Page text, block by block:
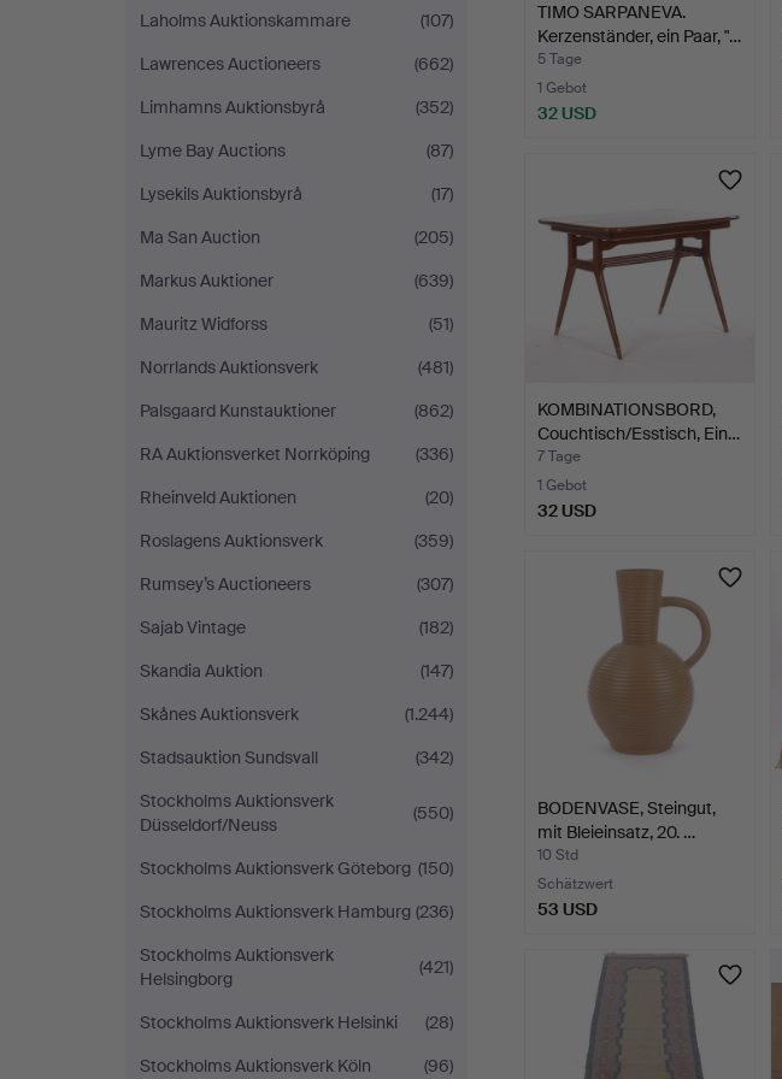
Laholms Auktionskammare
(107)
Lawrences Auctioneers
(662)
Limhamns Auktionsbyrå
(352)
Lyme Bay Auctions
(87)
Lysekils Auktionsbyrå
(17)
Ma San Auction
(205)
Markus Auktioner
(639)
Mauritz Widforss
(51)
Norrlands Auktionsverk
(481)
Palsgaard Kunstauktioner
(862)
RA Auktionsverket Norrköping
(336)
Rheinveld Auktionen
(20)
Roslagens Auktionsverk
(359)
Rumsey’s Auctioneers
(307)
Sajab Vintage
(182)
Skandia Auktion
(147)
Skånes Auktionsverk
(1.244)
Stadsauktion Sundsvall
(342)
Stockholms Auktionsverk
Düsseldorf/Neuss
(550)
Stockholms Auktionsverk Göteborg (150)
Stockholms Auktionsverk Hamburg (236)
Stockholms Auktionsverk
Helsingborg
(421)
Stockholms Auktionsverk Helsinki
(28)
Stockholms Auktionsverk Köln
(96)
TIMO SARPANEVA.
Kerzenständer, ein Paar, "…
5 Tage
1 Gebot
32 USD
KOMBINATIONSBORD,
Couchtisch/Esstisch, Ein…
7 Tage
1 Gebot
32 USD
BODENVASE, Steingut,
mit Bleieinsatz, 20. …
10 Std
Schätzwert
53 USD